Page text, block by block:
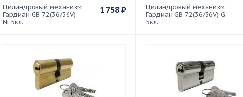
Цилиндровый механизм
Гардиан GB 72(36/36V)
Ni 5кл.
1 758₽
Цилиндровый механизм
Гардиан GB 72(36/36V) G
5кл.